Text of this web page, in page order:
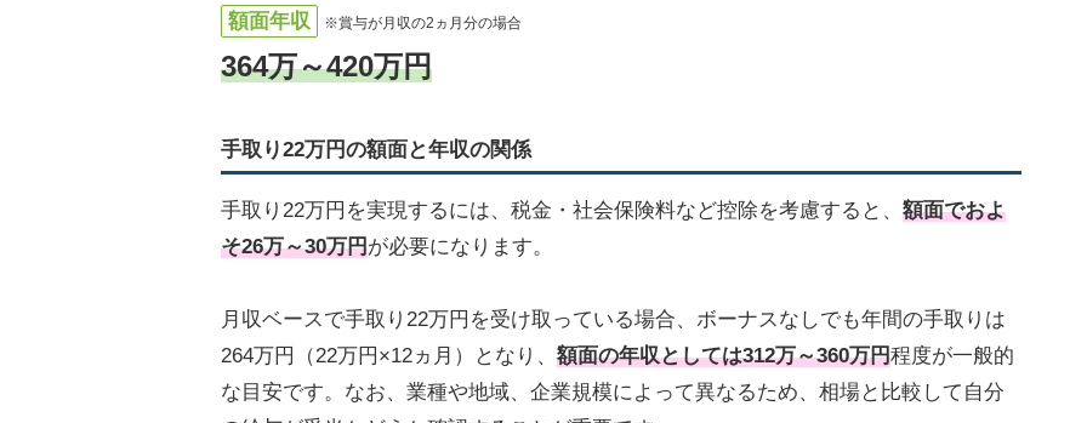
額面年収 ※賞与が月収の2ヵ月分の場合
364万～420万円
手取り22万円の額面と年収の関係
手取り22万円を実現するには、税金・社会保険料など控除を考慮すると、 額面でおよ
そ26万～30万円が必要になります。
月収ベースで手取り22万円を受け取っている場合、ボーナスなしでも年間の手取りは
264万円（22万円×12ヵ月）となり、 額面の年収としては312万～360万円程度が一般的
な目安です。なお、業種や地域、企業規模によって異なるため、相場と比較して自分